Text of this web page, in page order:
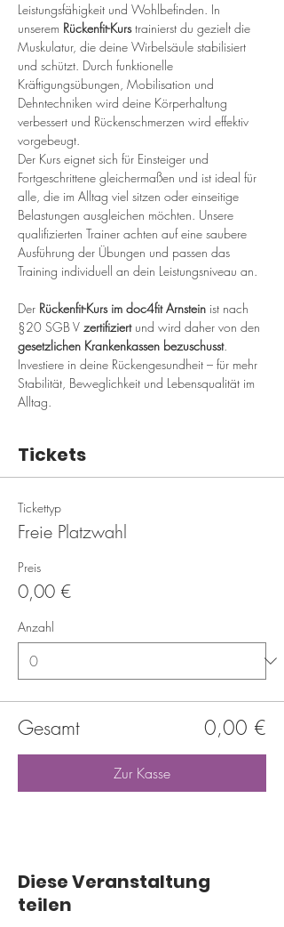
Leistungsfähigkeit und Wohlbefinden. In
unserem Rückenfit-Kurs trainierst du gezielt die
Muskulatur, die deine Wirbelsäule stabilisiert
und schützt. Durch funktionelle
Kräftigungsübungen, Mobilisation und
Dehntechniken wird deine Körperhaltung
verbessert und Rückenschmerzen wird effektiv
vorgebeugt.
Der Kurs eignet sich für Einsteiger und
Fortgeschrittene gleichermaßen und ist ideal für
alle, die im Alltag viel sitzen oder einseitige
Belastungen ausgleichen möchten. Unsere
qualifizierten Trainer achten auf eine saubere
Ausführung der Übungen und passen das
Training individuell an dein Leistungsniveau an.
Der Rückenfit-Kurs im doc4fit Arnstein ist nach
§20 SGB V zertifiziert und wird daher von den
gesetzlichen Krankenkassen bezuschusst.
Investiere in deine Rückengesundheit – für mehr
Stabilität, Beweglichkeit und Lebensqualität im
Alltag.
Tickets
Tickettyp
Freie Platzwahl
Preis
0,00 €
Anzahl
Gesamt 0,00 €
Zur Kasse
Diese Veranstaltung
teilen